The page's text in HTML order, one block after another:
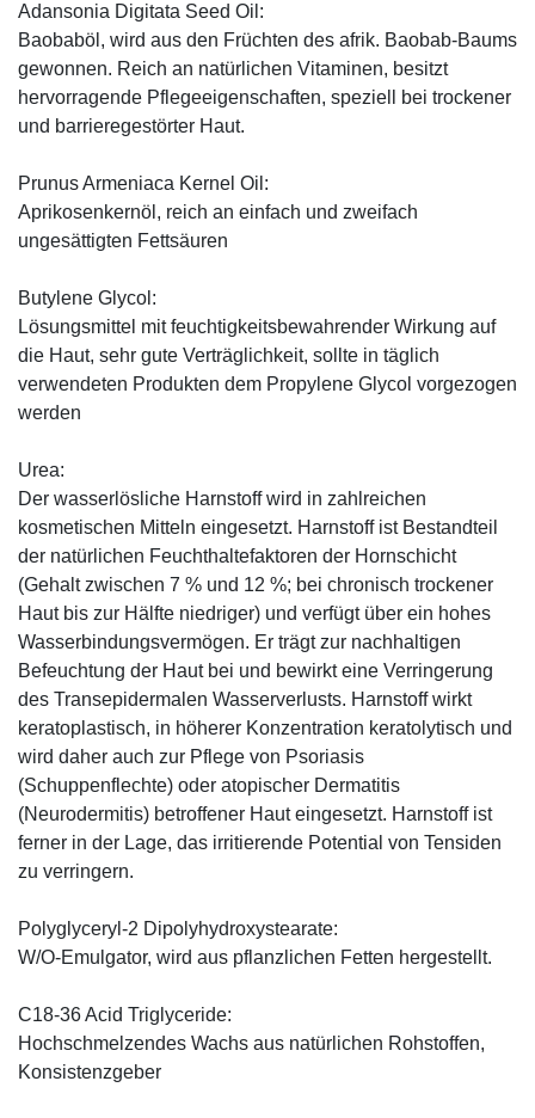
Adansonia Digitata Seed Oil:
Baobaböl, wird aus den Früchten des afrik. Baobab-Baums
gewonnen. Reich an natürlichen Vitaminen, besitzt
hervorragende Pflegeeigenschaften, speziell bei trockener
und barrieregestörter Haut.
Prunus Armeniaca Kernel Oil:
Aprikosenkernöl, reich an einfach und zweifach
ungesättigten Fettsäuren
Butylene Glycol:
Lösungsmittel mit feuchtigkeitsbewahrender Wirkung auf
die Haut, sehr gute Verträglichkeit, sollte in täglich
verwendeten Produkten dem Propylene Glycol vorgezogen
werden
Urea:
Der wasserlösliche Harnstoff wird in zahlreichen
kosmetischen Mitteln eingesetzt. Harnstoff ist Bestandteil
der natürlichen Feuchthaltefaktoren der Hornschicht
(Gehalt zwischen 7 % und 12 %; bei chronisch trockener
Haut bis zur Hälfte niedriger) und verfügt über ein hohes
Wasserbindungsvermögen. Er trägt zur nachhaltigen
Befeuchtung der Haut bei und bewirkt eine Verringerung
des Transepidermalen Wasserverlusts. Harnstoff wirkt
keratoplastisch, in höherer Konzentration keratolytisch und
wird daher auch zur Pflege von Psoriasis
(Schuppenflechte) oder atopischer Dermatitis
(Neurodermitis) betroffener Haut eingesetzt. Harnstoff ist
ferner in der Lage, das irritierende Potential von Tensiden
zu verringern.
Polyglyceryl-2 Dipolyhydroxystearate:
W/O-Emulgator, wird aus pflanzlichen Fetten hergestellt.
C18-36 Acid Triglyceride:
Hochschmelzendes Wachs aus natürlichen Rohstoffen,
Konsistenzgeber